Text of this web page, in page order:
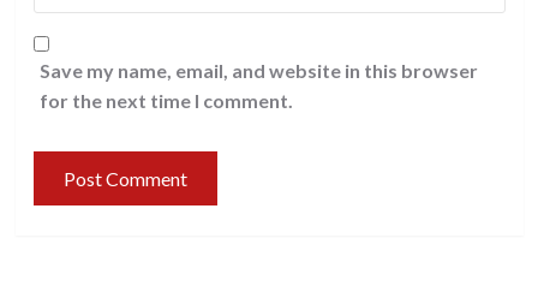
Save my name, email, and website in this browser
for the next time I comment.